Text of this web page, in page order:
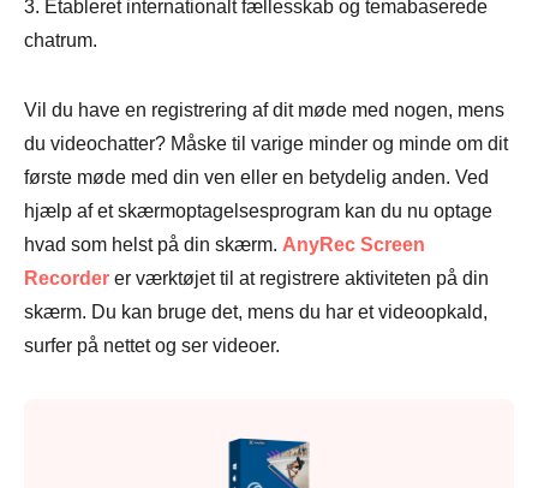
3. Etableret internationalt fællesskab og temabaserede
chatrum.
Vil du have en registrering af dit møde med nogen, mens
du videochatter? Måske til varige minder og minde om dit
første møde med din ven eller en betydelig anden. Ved
hjælp af et skærmoptagelsesprogram kan du nu optage
hvad som helst på din skærm. AnyRec Screen
Recorder er værktøjet til at registrere aktiviteten på din
skærm. Du kan bruge det, mens du har et videoopkald,
surfer på nettet og ser videoer.